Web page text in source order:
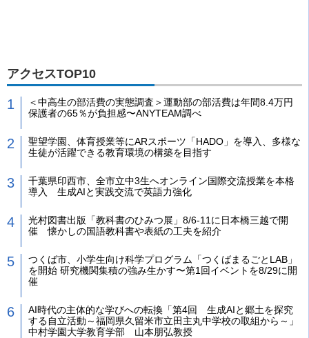
アクセスTOP10
＜中高生の部活費の実態調査＞運動部の部活費は年間8.4万円
保護者の65％が負担感〜ANYTEAM調べ
聖望学園、体育授業等にARスポーツ「HADO」を導入、多様な
生徒が活躍できる教育環境の構築を目指す
千葉県印西市、全市立中3生へオンライン国際交流授業を本格
導入 生成AIと実践交流で英語力強化
光村図書出版「教科書のひみつ展」8/6-11に日本橋三越で開
催 懐かしの国語教科書や表紙の工夫を紹介
つくば市、小学生向け科学プログラム「つくばまるごとLAB」
を開始 研究機関集積の強み生かす〜第1回イベントを8/29に開
催
AI時代の主体的な学びへの転換「第4回 生成AIと郷土を探究
する自立活動～福岡県久留米市立田主丸中学校の取組から～」
中村学園大学教育学部 山本朋弘教授